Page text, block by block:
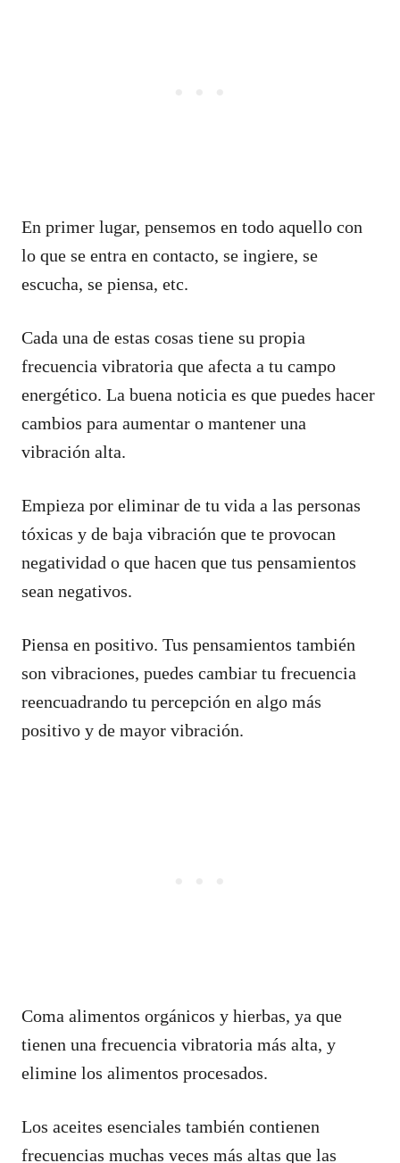
En primer lugar, pensemos en todo aquello con
lo que se entra en contacto, se ingiere, se
escucha, se piensa, etc.
Cada una de estas cosas tiene su propia
frecuencia vibratoria que afecta a tu campo
energético. La buena noticia es que puedes hacer
cambios para aumentar o mantener una
vibración alta.
Empieza por eliminar de tu vida a las personas
tóxicas y de baja vibración que te provocan
negatividad o que hacen que tus pensamientos
sean negativos.
Piensa en positivo. Tus pensamientos también
son vibraciones, puedes cambiar tu frecuencia
reencuadrando tu percepción en algo más
positivo y de mayor vibración.
Coma alimentos orgánicos y hierbas, ya que
tienen una frecuencia vibratoria más alta, y
elimine los alimentos procesados.
Los aceites esenciales también contienen
frecuencias muchas veces más altas que las